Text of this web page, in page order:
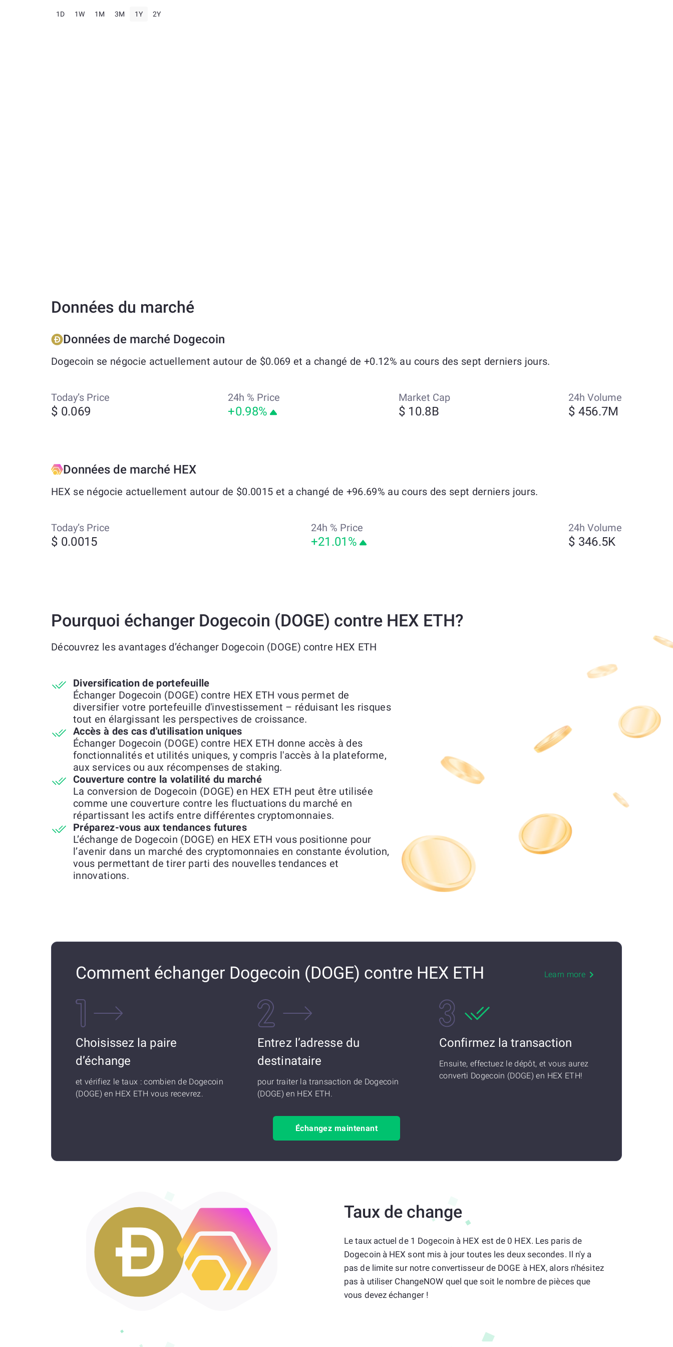
1D 1W 1M 3M 1Y 2Y
Données du marché
Données de marché Dogecoin
Dogecoin se négocie actuellement autour de $0.069 et a changé de +0.12% au cours des sept derniers jours.
Today’s Price
$ 0.069
24h % Price
+0.98%
Market Cap
$ 10.8B
24h Volume
$ 456.7M
Données de marché HEX
HEX se négocie actuellement autour de $0.0015 et a changé de +96.69% au cours des sept derniers jours.
Today’s Price
$ 0.0015
24h % Price
+21.01%
24h Volume
$ 346.5K
Pourquoi échanger Dogecoin (DOGE) contre HEX ETH?
Découvrez les avantages d’échanger Dogecoin (DOGE) contre HEX ETH
Diversification de portefeuille
Échanger Dogecoin (DOGE) contre HEX ETH vous permet de
diversifier votre portefeuille d'investissement – réduisant les risques
tout en élargissant les perspectives de croissance.
Accès à des cas d'utilisation uniques
Échanger Dogecoin (DOGE) contre HEX ETH donne accès à des
fonctionnalités et utilités uniques, y compris l'accès à la plateforme,
aux services ou aux récompenses de staking.
Couverture contre la volatilité du marché
La conversion de Dogecoin (DOGE) en HEX ETH peut être utilisée
comme une couverture contre les fluctuations du marché en
répartissant les actifs entre différentes cryptomonnaies.
Préparez-vous aux tendances futures
L’échange de Dogecoin (DOGE) en HEX ETH vous positionne pour
l’avenir dans un marché des cryptomonnaies en constante évolution,
vous permettant de tirer parti des nouvelles tendances et
innovations.
Comment échanger Dogecoin (DOGE) contre HEX ETH Learn more
Choisissez la paire
d’échange
et vérifiez le taux : combien de Dogecoin
(DOGE) en HEX ETH vous recevrez.
Entrez l’adresse du
destinataire
pour traiter la transaction de Dogecoin
(DOGE) en HEX ETH.
Confirmez la transaction
Ensuite, effectuez le dépôt, et vous aurez
converti Dogecoin (DOGE) en HEX ETH!
Échangez maintenant
Taux de change
Le taux actuel de 1 Dogecoin à HEX est de 0 HEX. Les paris de
Dogecoin à HEX sont mis à jour toutes les deux secondes. Il n'y a
pas de limite sur notre convertisseur de DOGE à HEX, alors n'hésitez
pas à utiliser ChangeNOW quel que soit le nombre de pièces que
vous devez échanger !